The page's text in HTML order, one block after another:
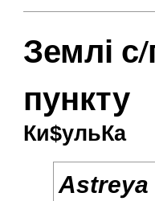
Землі
пункту
Ки$ульКа
Astreya